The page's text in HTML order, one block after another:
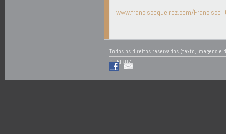
www.franciscoqueiroz.com/
Todos os direitos reservados (texto, imagens e
QUEIROZ